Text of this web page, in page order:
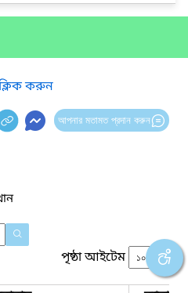
করুন
আপনার মতামত প্রদান করুন
পৃষ্ঠা আইটেম